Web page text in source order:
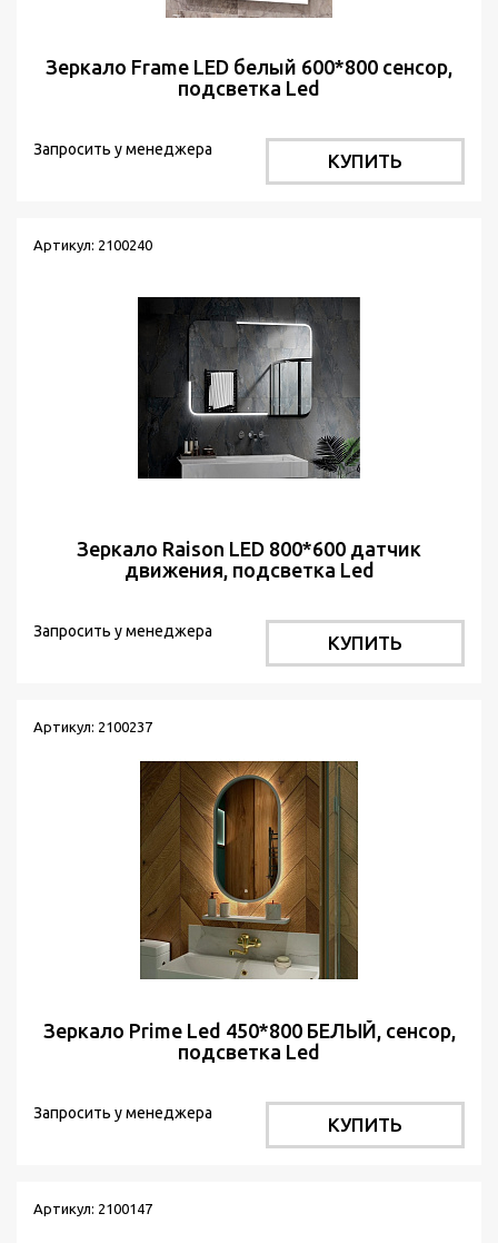
Зеркало Frame LED белый 600*800 сенсор,
подсветка Led
Запросить у менеджера
КУПИТЬ
Артикул: 2100240
Зеркало Raison LED 800*600 датчик
движения, подсветка Led
Запросить у менеджера
КУПИТЬ
Артикул: 2100237
Зеркало Prime Led 450*800 БЕЛЫЙ, сенсор,
подсветка Led
Запросить у менеджера
КУПИТЬ
Артикул: 2100147